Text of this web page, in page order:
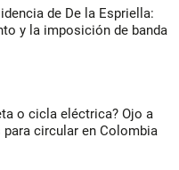
de De la Espriella:
y la imposición de banda
o cicla eléctrica? Ojo a
para circular en Colombia